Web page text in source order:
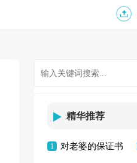
精华推荐
1 对老婆的保证书